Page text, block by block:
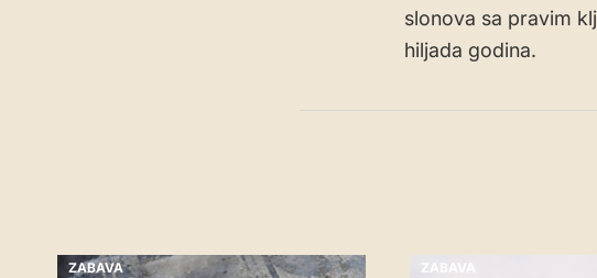
slonova sa pravim
hiljada godina.
ZABAVA ZABAVA